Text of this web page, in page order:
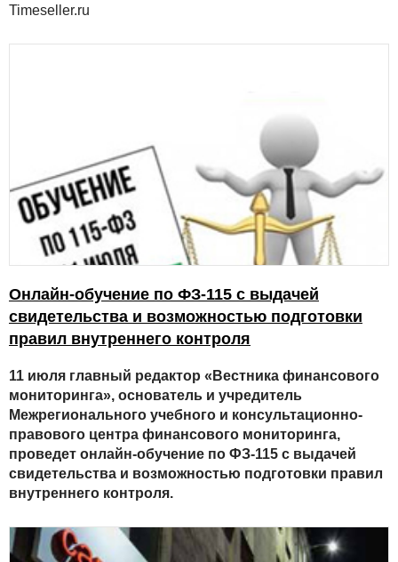
Timeseller.ru
Онлайн-обучение по ФЗ-115 с выдачей
свидетельства и возможностью подготовки
правил внутреннего контроля
11 июля главный редактор «Вестника финансового
мониторинга», основатель и учредитель
Межрегионального учебного и консультационно-
правового центра финансового мониторинга,
проведет онлайн-обучение по ФЗ-115 с выдачей
свидетельства и возможностью подготовки правил
внутреннего контроля.